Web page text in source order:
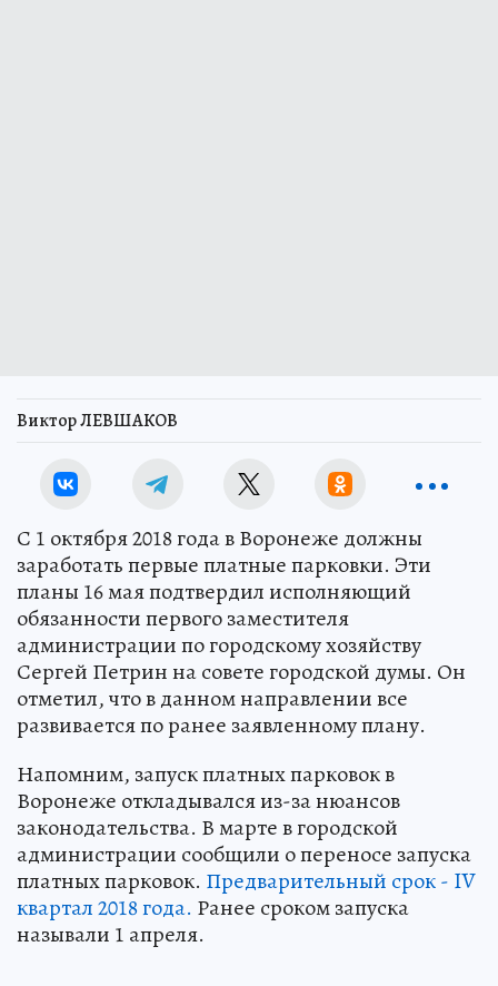
Виктор ЛЕВШАКОВ
С 1 октября 2018 года в Воронеже должны
заработать первые платные парковки. Эти
планы 16 мая подтвердил исполняющий
обязанности первого заместителя
администрации по городскому хозяйству
Сергей Петрин на совете городской думы. Он
отметил, что в данном направлении все
развивается по ранее заявленному плану.
Напомним, запуск платных парковок в
Воронеже откладывался из-за нюансов
законодательства. В марте в городской
администрации сообщили о переносе запуска
платных парковок. Предварительный срок - IV
квартал 2018 года. Ранее сроком запуска
называли 1 апреля.